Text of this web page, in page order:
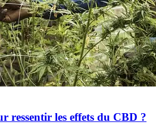
ressentir les effets du CBD ?